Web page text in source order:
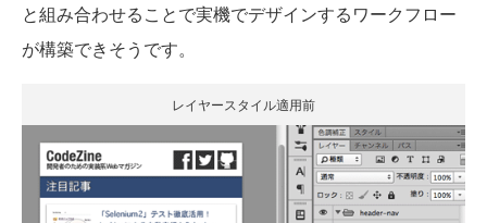
と組み合わせることで実機でデザインするワークフロー
が構築できそうです。
レイヤースタイル適用前